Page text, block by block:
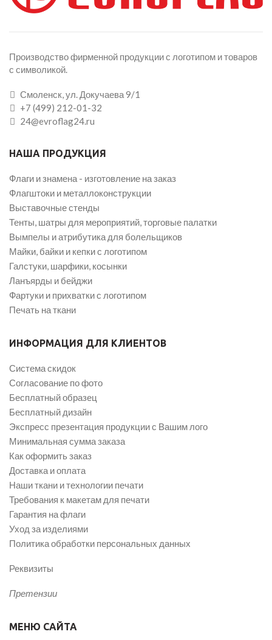
Производство фирменной продукции с логотипом и товаров
с символикой.
Смоленск, ул. Докучаева 9/1
+7 (499) 212-01-32
24@evroflag24.ru
НАША ПРОДУКЦИЯ
Флаги и знамена - изготовление на заказ
Флагштоки и металлоконструкции
Выставочные стенды
Тенты, шатры для мероприятий, торговые палатки
Вымпелы и атрибутика для болельщиков
Майки, байки и кепки с логотипом
Галстуки, шарфики, косынки
Ланъярды и бейджи
Фартуки и прихватки с логотипом
Печать на ткани
ИНФОРМАЦИЯ ДЛЯ КЛИЕНТОВ
Система скидок
Согласование по фото
Бесплатный образец
Бесплатный дизайн
Экспресс презентация продукции с Вашим лого
Минимальная сумма заказа
Как оформить заказ
Доставка и оплата
Наши ткани и технологии печати
Требования к макетам для печати
Гарантия на флаги
Уход за изделиями
Политика обработки персональных данных
Реквизиты
Претензии
МЕНЮ САЙТА